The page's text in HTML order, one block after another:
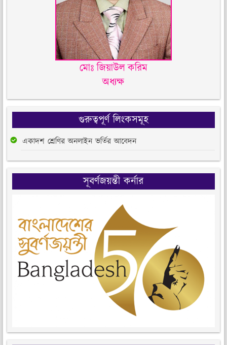
মোঃ জিয়াউল করিম
অধ্যক্ষ
গুরুত্বপূর্ণ লিংকসমূহ
একাদশ শ্রেণির অনলাইন ভর্তির আবেদন
সূবর্ণজয়ন্তী কর্নার